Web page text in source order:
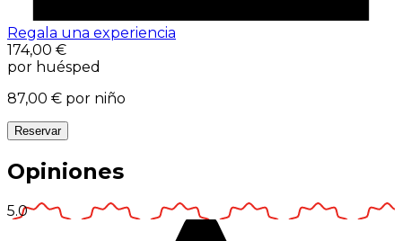
Regala una experiencia
174,00 €
por huésped
87,00 € por niño
Reservar
Opiniones
5.0